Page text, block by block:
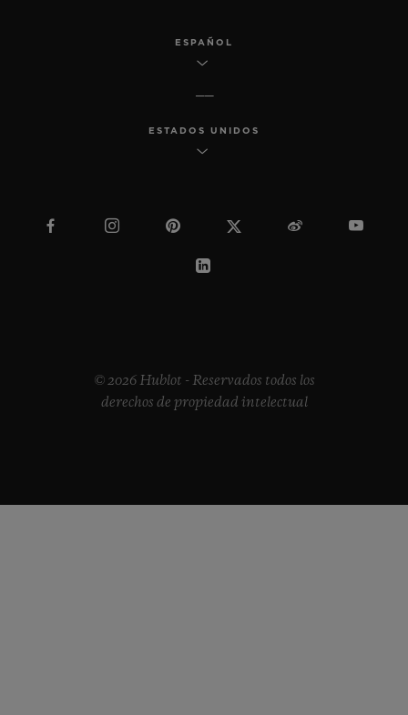
ESPAÑOL
ESTADOS UNIDOS
© 2026 Hublot - Reservados todos los
derechos de propiedad intelectual